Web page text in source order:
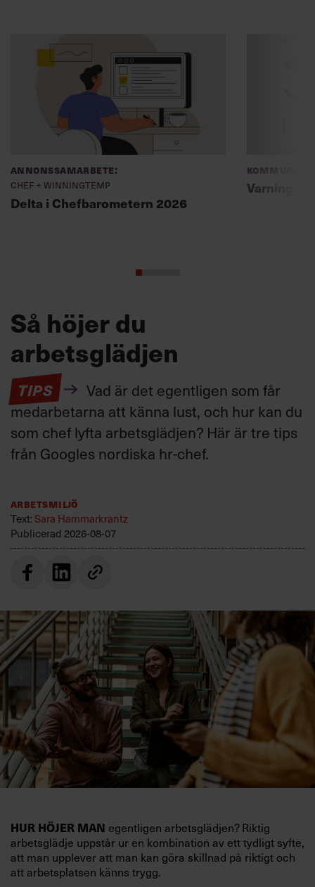
Annonssamarbete:
Chef + Winningtemp
Delta i Chefbarometern 2026
Varning
Så höjer du
arbetsglädjen
TIPS
Vad är det egentligen som får
medarbetarna att känna lust, och hur kan du
som chef lyfta arbetsglädjen? Här är tre tips
från Googles nordiska hr-chef.
Arbetsmiljö
Text:Sara Hammarkrantz
Publicerad 2026-08-07
HUR HÖJER MAN egentligen arbetsglädjen? Riktig
arbetsglädje uppstår ur en kombination av ett tydligt syfte,
att man upplever att man kan göra skillnad på riktigt och
att arbetsplatsen känns trygg.